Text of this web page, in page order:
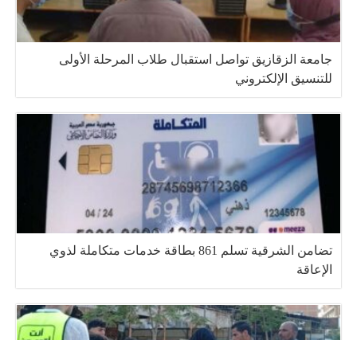
جامعة الزقازيق تواصل استقبال طلاب المرحلة الأولى
للتنسيق الإلكتروني
تضامن الشرقية تسلم 861 بطاقة خدمات متكاملة لذوي
الإعاقة